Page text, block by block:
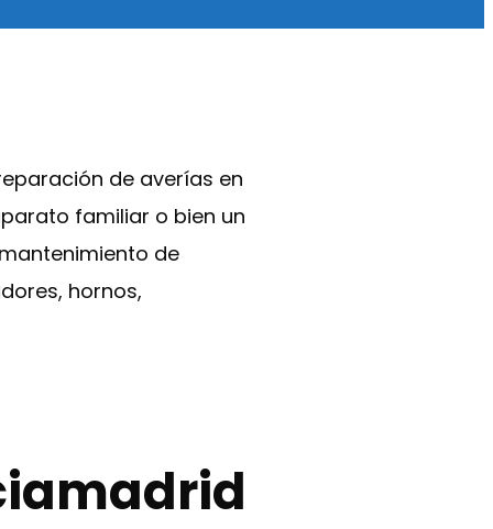
de averías en
familiar o bien un
de
hornos,